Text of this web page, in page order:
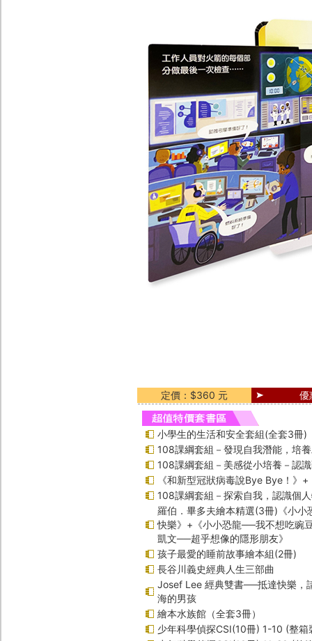
定價：$360 元 優
小學生的生活和安全套組(全套3冊)
108課綱套組－發現自我潛能，培
108課綱套組－美感從小培養－認
《和新型冠狀病毒說Bye Bye！》
108課綱套組－探索自我，認識個
羅伯．畢多夫繪本精選(3冊)《小
快樂》+《小小恐龍──我不想吃豌
凱文──超乎想像的隱形朋友》
孩子最愛的睡前故事繪本組(2冊)
長谷川義史經典人生三部曲
Josef Lee 經典雙書──抵達快樂，
海的男孩
繪本水族館（全套3冊）
少年科學偵探CSI(10冊) 1-10 (整箱